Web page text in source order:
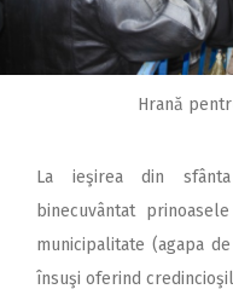
Hrană
La ieşirea din
binecuvântat
municipalitate (agapa
însuşi oferind